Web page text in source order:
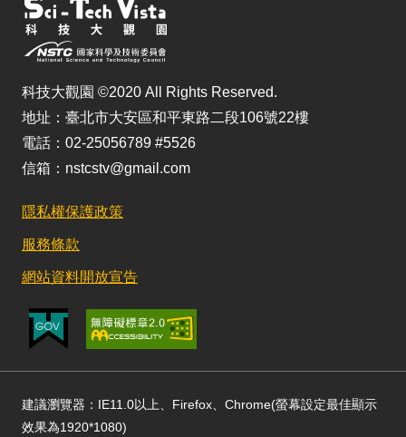
科技大觀園 ©2020 All Rights Reserved.
地址：臺北市大安區和平東路二段106號22樓
電話：02-25056789 #5526
信箱：nstcstv@gmail.com
隱私權保護政策
服務條款
網站資料開放宣告
建議瀏覽器：IE11.0以上、Firefox、Chrome(螢幕設定最佳顯示
效果為1920*1080)